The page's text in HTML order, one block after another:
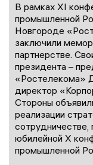
В рамках XI
промышленной
Новгороде
заключили
партнерстве.
президента –
«Ростелекома»
директор
Стороны
реализации
сотрудничестве,
юбилейной X
промышленной